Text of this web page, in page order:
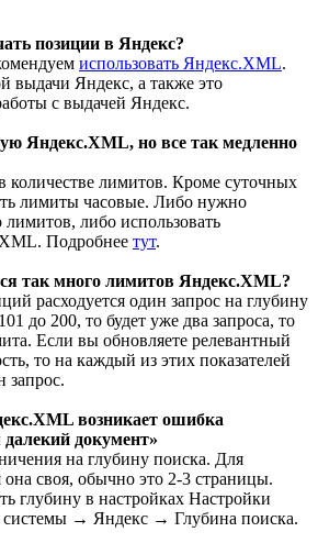
позиции в Яндекс?
использовать Яндекс.XML.
выдачи Яндекс, а также это
с выдачей Яндекс.
Яндекс.XML, но все так медленно
количестве лимитов. Кроме суточных
лимиты часовые. Либо нужно
лимитов, либо использовать
Подробнее тут.
так много лимитов Яндекс.XML?
расходуется один запрос на глубину
до 200, то будет уже два запроса, то
Если вы обновляете релевантный
то на каждый из этих показателей
запрос.
возникает ошибка
документ»
на глубину поиска. Для
она своя, обычно это 2-3 страницы.
глубину в настройках Настройки
→ Яндекс → Глубина поиска.